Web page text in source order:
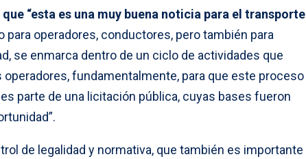
“esta es una muy buena noticia para el transporte
para operadores, conductores, pero también para
se enmarca dentro de un ciclo de actividades que
fundamentalmente, para que este proceso
parte de una licitación pública, cuyas bases fueron
de legalidad y normativa, que también es importante